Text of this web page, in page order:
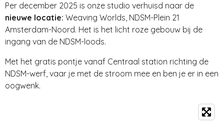
Per december 2025 is onze studio verhuisd naar de
nieuwe locatie: Weaving Worlds, NDSM-Plein 21
Amsterdam-Noord. Het is het licht roze gebouw bij de
ingang van de NDSM-loods.
Met het gratis pontje vanaf Centraal station richting de
NDSM-werf, vaar je met de stroom mee en ben je er in een
oogwenk.